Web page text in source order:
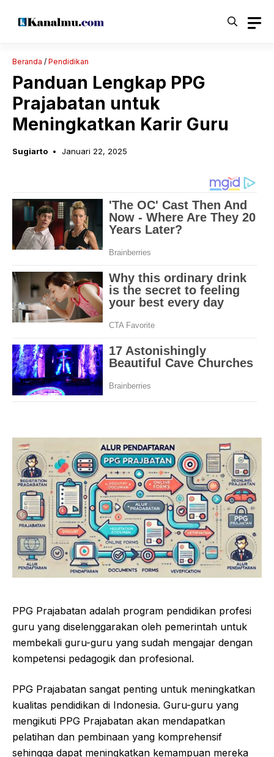
Beranda / Pendidikan
Panduan Lengkap PPG
Prajabatan untuk
Meningkatkan Karir Guru
Sugiarto Januari 22, 2025
PPG Prajabatan adalah program pendidikan profesi
guru yang diselenggarakan oleh pemerintah untuk
membekali guru-guru yang sudah mengajar dengan
kompetensi pedagogik dan profesional.
PPG Prajabatan sangat penting untuk meningkatkan
kualitas pendidikan di Indonesia. Guru-guru yang
mengikuti PPG Prajabatan akan mendapatkan
pelatihan dan pembinaan yang komprehensif
sehingga dapat meningkatkan kemampuan mereka